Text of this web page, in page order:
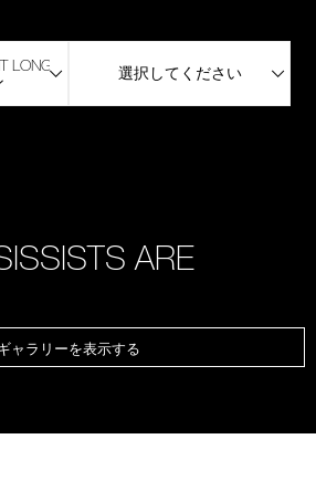
LONG 選択してください
ARE
ャラリーを表示する